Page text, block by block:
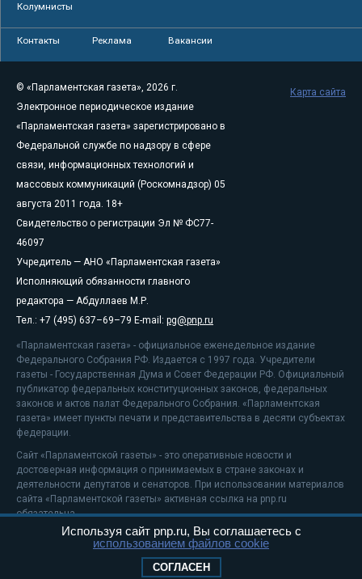
Колумнисты
Контакты Реклама Вакансии
© «Парламентская газета», 2026 г.
Электронное периодическое издание
«Парламентская газета» зарегистрировано в
Федеральной службе по надзору в сфере
связи, информационных технологий и
массовых коммуникаций (Роскомнадзор) 05
августа 2011 года. 18+
Свидетельство о регистрации Эл № ФС77-
46097
Учредитель — АНО «Парламентская газета»
Исполняющий обязанности главного
редактора — Абдуллаев М.Р.
Тел.: +7 (495) 637–69–79 E-mail: pg@pnp.ru
«Парламентская газета» - официальное еженедельное издание
Федерального Собрания РФ. Издается с 1997 года. Учредители
газеты - Государственная Дума и Совет Федерации РФ. Официальный
публикатор федеральных конституционных законов, федеральных
законов и актов палат Федерального Собрания. «Парламентская
газета» имеет пункты печати и представительства в десяти субъектах
федерации.
Сайт «Парламентской газеты» - это оперативные новости и
достоверная информация о принимаемых в стране законах и
деятельности депутатов и сенаторов. При использовании материалов
сайта «Парламентской газеты» активная ссылка на pnp.ru
обязательна.
На информационном ресурсе применяютсярекомендательные
Положение о защите персональных данных
Карта сайта
Используя сайт pnp.ru, Вы соглашаетесь с
использованием файлов cookie
СОГЛАСЕН